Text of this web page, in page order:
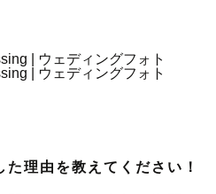
理由を教えてください！